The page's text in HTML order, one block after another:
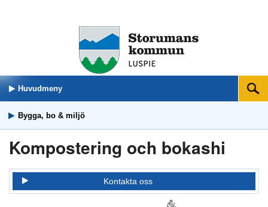
Huvudmeny Sök
Bygga, bo & miljö
Kompostering och bokashi
Kontakta oss